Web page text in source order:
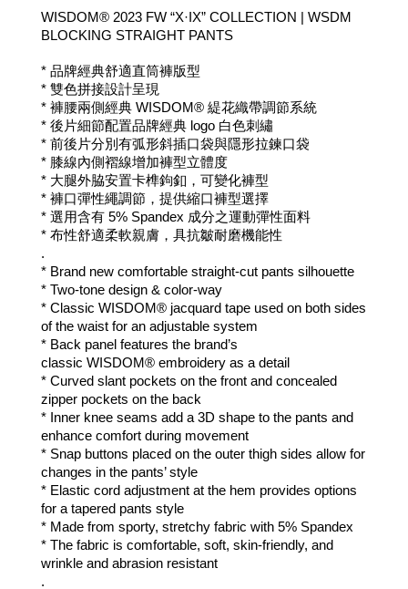
WISDOM® 2023 FW “X·IX” COLLECTION | WSDM
BLOCKING STRAIGHT PANTS
* 品牌經典舒適直筒褲版型
* 雙色拼接設計呈現
* 褲腰兩側經典 WISDOM® 緹花織帶調節系統
* 後片細節配置品牌經典 logo 白色刺繡
* 前後片分別有弧形斜插口袋與隱形拉鍊口袋
* 膝線內側褶線增加褲型立體度
* 大腿外脇安置卡榫鉤釦，可變化褲型
* 褲口彈性繩調節，提供縮口褲型選擇
* 選用含有 5% Spandex 成分之運動彈性面料
* 布性舒適柔軟親膚，具抗皺耐磨機能性
.
* Brand new comfortable straight-cut pants silhouette
* Two-tone design & color-way
* Classic WISDOM® jacquard tape used on both sides
of the waist for an adjustable system
* Back panel features the brand’s
classic WISDOM® embroidery as a detail
* Curved slant pockets on the front and concealed
zipper pockets on the back
* Inner knee seams add a 3D shape to the pants and
enhance comfort during movement
* Snap buttons placed on the outer thigh sides allow for
changes in the pants’ style
* Elastic cord adjustment at the hem provides options
for a tapered pants style
* Made from sporty, stretchy fabric with 5% Spandex
* The fabric is comfortable, soft, skin-friendly, and
wrinkle and abrasion resistant
.